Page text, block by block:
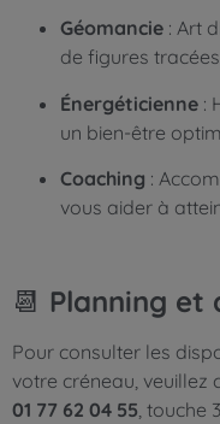
Géomancie : Art
de figures
Énergéticienne :
un bien-être
Coaching :
vous aider à
📆 Planning et
Pour consulter les
votre créneau, veuillez
01 77 62 04 55 , touche